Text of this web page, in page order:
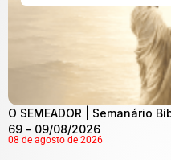
O SEMEADOR | Semanário
69 – 09/08/2026
08 de agosto de 2026